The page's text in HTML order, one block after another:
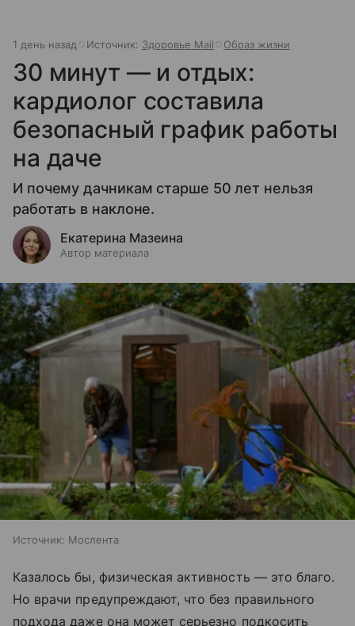
1 день назад Источник: Здоровье Mail Образ жизни
30 минут — и отдых:
кардиолог составила
безопасный график работы
на даче
И почему дачникам старше 50 лет нельзя
работать в наклоне.
Екатерина Мазеина
Автор материала
Источник: Мослента
Казалось бы, физическая активность — это благо.
Но врачи предупреждают, что без правильного
подхода даже она может серьезно подкосить